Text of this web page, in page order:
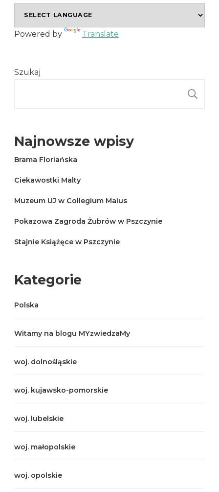
Powered by Translate
Szukaj
Najnowsze wpisy
Brama Floriańska
Ciekawostki Malty
Muzeum UJ w Collegium Maius
Pokazowa Zagroda Żubrów w Pszczynie
Stajnie Książęce w Pszczynie
Kategorie
Polska
Witamy na blogu MYzwiedzaMy
woj. dolnośląskie
woj. kujawsko-pomorskie
woj. lubelskie
woj. małopolskie
woj. opolskie